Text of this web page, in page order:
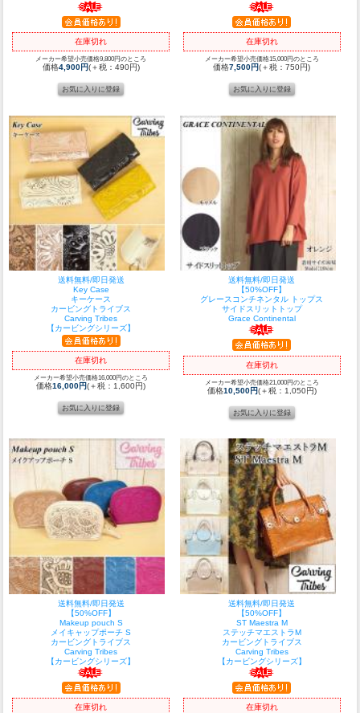
在庫切れ
メーカー希望小売価格9,800円のところ
価格4,900円(＋税：490円)
在庫切れ
メーカー希望小売価格15,000円のところ
価格7,500円(＋税：750円)
送料無料/即日発送
Key Case
キーケース
カービングトライブス
Carving Tribes
【カービングシリーズ】
在庫切れ
メーカー希望小売価格16,000円のところ
価格16,000円(＋税：1,600円)
送料無料/即日発送
【50%OFF】
グレースコンチネンタル トップス
サイドスリットトップ
Grace Continental
在庫切れ
メーカー希望小売価格21,000円のところ
価格10,500円(＋税：1,050円)
送料無料/即日発送
【50%OFF】
Makeup pouch S
メイキャップポーチ S
カービングトライブス
Carving Tribes
【カービングシリーズ】
在庫切れ
送料無料/即日発送
【50%OFF】
ST Maestra M
ステッチマエストラM
カービングトライブス
Carving Tribes
【カービングシリーズ】
在庫切れ